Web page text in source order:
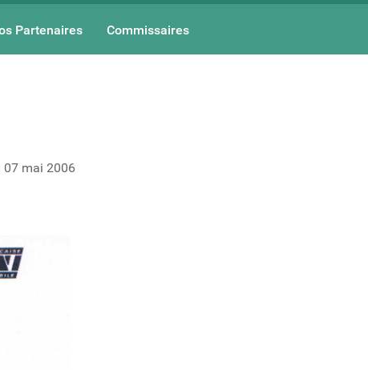
Partenaires Commissaires
07 mai 2006